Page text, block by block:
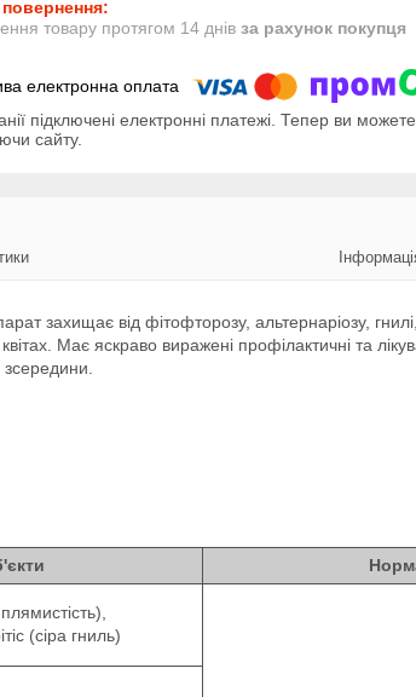
товару протягом 14 днів за рахунок покупця
підключені електронні платежі. Тепер ви
сайту.
захищає від фітофторозу, альтернаріозу,
Має яскраво виражені профілактичні та
зсередини.
(сіра гниль)